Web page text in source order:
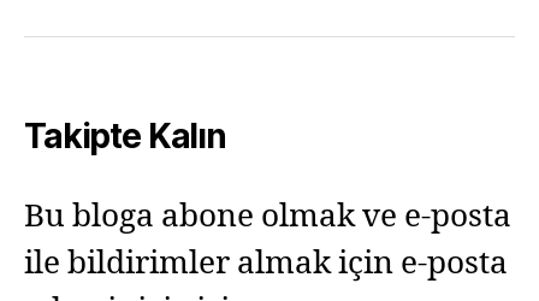
Takipte Kalın
Bu bloga abone olmak ve e-posta
ile bildirimler almak için e-posta